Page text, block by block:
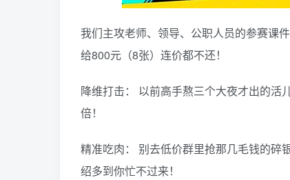
我们主攻老师、领导、公职人员的参赛课
给800元（8张）连价都不还！
降维打击： 以前高手熬三个大夜才出的活
倍！
精准吃肉： 别去低价群里抢那几毛钱的碎
绍多到你忙不过来！